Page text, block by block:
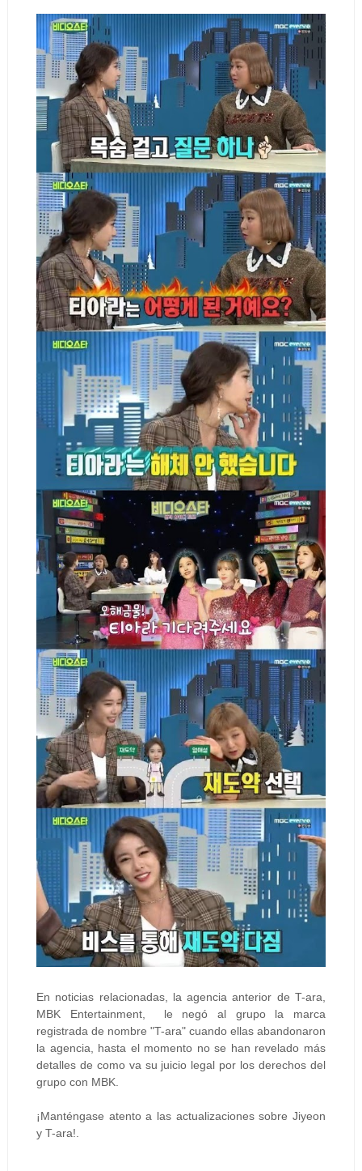
En noticias relacionadas, la agencia anterior de T-ara,
MBK Entertainment, le negó al grupo la marca
registrada de nombre "T-ara" cuando ellas abandonaron
la agencia, hasta el momento no se han revelado más
detalles de como va su juicio legal por los derechos del
grupo con MBK.
¡Manténgase atento a las actualizaciones sobre Jiyeon
y T-ara!.